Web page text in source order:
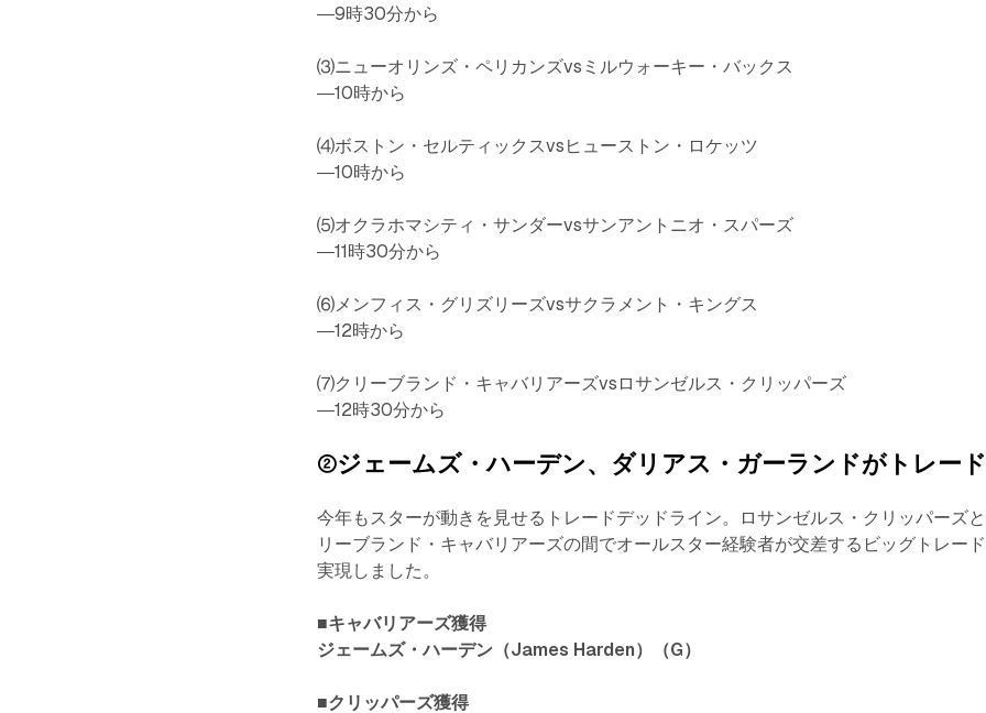
―9時30分から
⑶ニューオリンズ・ペリカンズvsミルウォーキー・バックス
―10時から
⑷ボストン・セルティックスvsヒューストン・ロケッツ
―10時から
⑸オクラホマシティ・サンダーvsサンアントニオ・スパーズ
―11時30分から
⑹メンフィス・グリズリーズvsサクラメント・キングス
―12時から
⑺クリーブランド・キャバリアーズvsロサンゼルス・クリッパーズ
―12時30分から
②ジェームズ・ハーデン、ダリアス・ガーランドがトレー
今年もスターが動きを見せるトレードデッドライン。ロサンゼルス・クリッパーズ
リーブランド・キャバリアーズの間でオールスター経験者が交差するビッグトレー
実現しました。
■キャバリアーズ獲得
ジェームズ・ハーデン（James Harden）（G）
■クリッパーズ獲得